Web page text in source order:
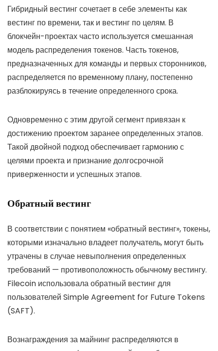
Гибридный вестинг сочетает в себе элементы как
вестинг по времени, так и вестинг по целям. В
блокчейн-проектах часто используется смешанная
модель распределения токенов. Часть токенов,
предназначенных для команды и первых сторонников,
распределяется по временному плану, постепенно
разблокируясь в течение определенного срока.
Одновременно с этим другой сегмент привязан к
достижению проектом заранее определенных этапов.
Такой двойной подход обеспечивает гармонию с
целями проекта и признание долгосрочной
приверженности и успешных этапов.
Обратный вестинг
В соответствии с понятием «обратный вестинг», токены,
которыми изначально владеет получатель, могут быть
утрачены в случае невыполнения определенных
требований — противоположность обычному вестингу.
Filecoin использовала обратный вестинг для
пользователей Simple Agreement for Future Tokens
(SAFT).
Вознаграждения за майнинг распределяются в